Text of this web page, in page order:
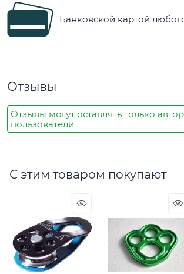
Банковской картой
Отзывы
Отзывы могут оставлять только
пользователи
С этим товаром покупают